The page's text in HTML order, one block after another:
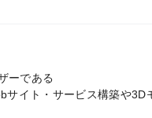
ーである
サイト・サービス構築や3D